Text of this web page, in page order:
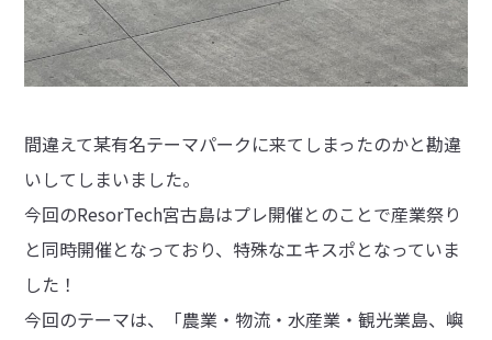
間違えて某有名テーマパークに来てしまったのかと勘違
いしてしまいました。
今回のResorTech宮古島はプレ開催とのことで産業祭り
と同時開催となっており、特殊なエキスポとなっていま
した！
今回のテーマは、「農業・物流・水産業・観光業島、嶼